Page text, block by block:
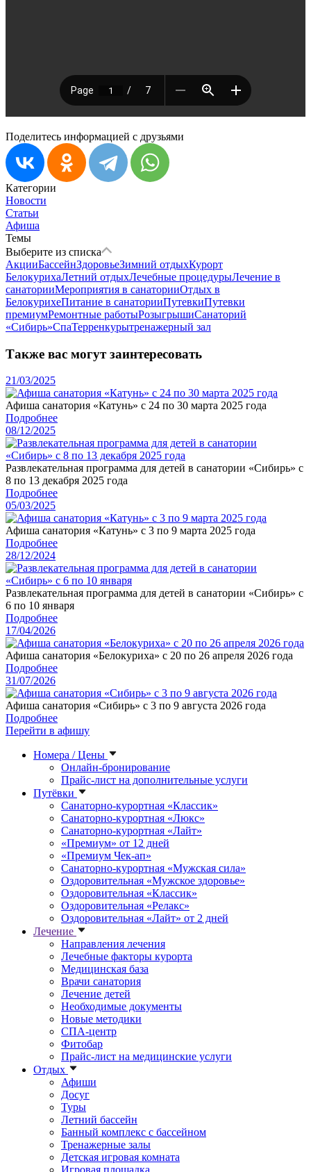
Поделитесь информацией с друзьями
Категории
Новости
Статьи
Афиша
Темы
Выберите из списка
АкцииБассейнЗдоровьеЗимний отдыхКурорт
БелокурихаЛетний отдыхЛечебные процедурыЛечение в
санаторииМероприятия в санаторииОтдых в
БелокурихеПитание в санаторииПутевкиПутевки
премиумРемонтные работыРозыгрышиСанаторий
«Сибирь»СпаТерренкурытренажерный зал
Также вас могут заинтересовать
21/03/2025
Афиша санатория «Катунь» с 24 по 30 марта 2025 года
Подробнее
08/12/2025
Развлекательная программа для детей в санатории «Сибирь» с
8 по 13 декабря 2025 года
Подробнее
05/03/2025
Афиша санатория «Катунь» с 3 по 9 марта 2025 года
Подробнее
28/12/2024
Развлекательная программа для детей в санатории «Сибирь» с
6 по 10 января
Подробнее
17/04/2026
Афиша санатория «Белокуриха» с 20 по 26 апреля 2026 года
Подробнее
31/07/2026
Афиша санатория «Сибирь» с 3 по 9 августа 2026 года
Подробнее
Перейти в афишу
Номера / Цены
Онлайн-бронирование
Прайс-лист на дополнительные услуги
Путёвки
Санаторно-курортная «Классик»
Санаторно-курортная «Люкс»
Санаторно-курортная «Лайт»
«Премиум» от 12 дней
«Премиум Чек-ап»
Санаторно-курортная «Мужская сила»
Оздоровительная «Мужское здоровье»
Оздоровительная «Классик»
Оздоровительная «Релакс»
Оздоровительная «Лайт» от 2 дней
Лечение
Направления лечения
Лечебные факторы курорта
Медицинская база
Врачи санатория
Лечение детей
Необходимые документы
Новые методики
СПА-центр
Фитобар
Прайс-лист на медицинские услуги
Отдых
Афиши
Досуг
Туры
Летний бассейн
Банный комплекс с бассейном
Тренажерные залы
Детская игровая комната